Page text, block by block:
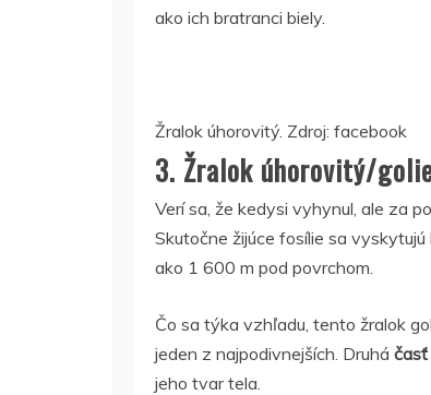
ako ich bratranci biely.
Žralok úhorovitý. Zdroj: facebook
3. Žralok úhorovitý/
Verí sa, že kedysi vyhynul, ale za
Skutočne žijúce fosílie sa
ako 1 600 m pod povrchom.
Čo sa týka vzhľadu, tento žralok
jeden z najpodivnejších. Druhá časť
jeho tvar tela.